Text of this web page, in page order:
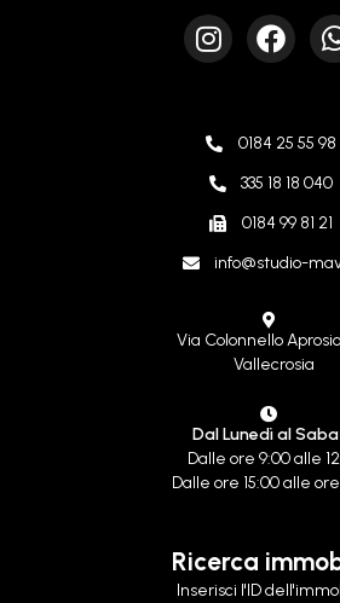
0184 25 55 98
335 18 18 040
0184 99 81 21
info@studio-
Via Colonnello Aprosio
Vallecrosia
Dal Lunedì al
Dalle ore 9:00 alle
Dalle ore 15:00 alle ore
Ricerca
Inserisci l'ID